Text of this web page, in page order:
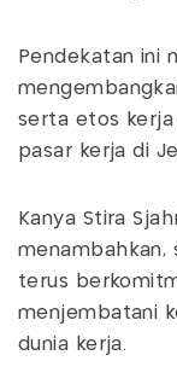
Pendekatan ini
serta etos kerja
pasar kerja di
Kanya Stira
menambahkan,
terus
menjembatani
dunia kerja.